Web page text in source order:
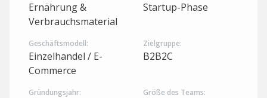
Ernährung &
Verbrauchsmaterial
Startup-Phase
Geschäftsmodell:
Einzelhandel / E-
Commerce
Zielgruppe:
B2B2C
Gründungsjahr: Größe des Teams: